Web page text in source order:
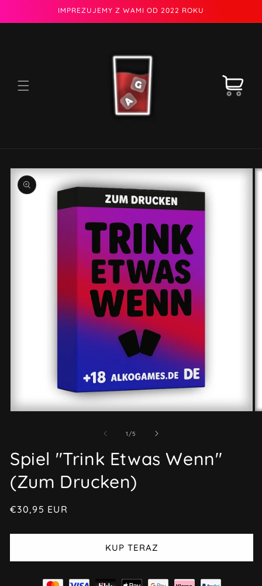
treści
IMPREZUJEMY Z WAMI OD 2022 ROKU
Koszyk
przejść
do
informacji
produkcie
oknie
modalnym
1 /z5
Spiel "Trink Etwas Wenn"
(Zum Drucken)
Cena
€30,95 EUR
KUP TERAZ